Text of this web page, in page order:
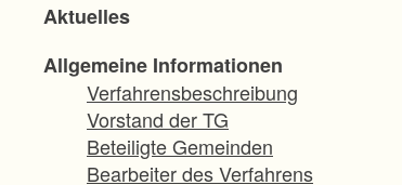
Aktuelles
Allgemeine Informationen
Verfahrensbeschreibung
Vorstand der TG
Beteiligte Gemeinden
Bearbeiter des Verfahrens